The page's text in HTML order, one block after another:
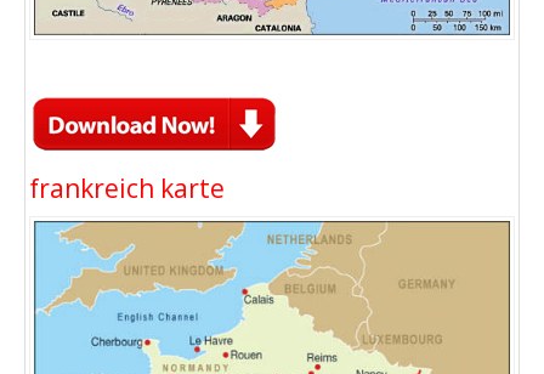
frankreich karte